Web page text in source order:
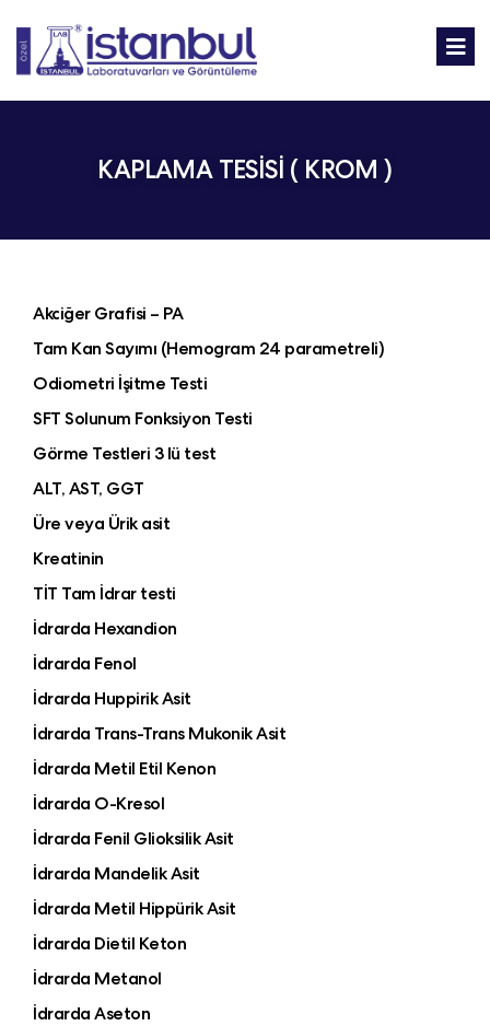
KAPLAMA TESİSİ ( KROM )
Akciğer Grafisi – PA
Tam Kan Sayımı (Hemogram 24 parametreli)
Odiometri İşitme Testi
SFT Solunum Fonksiyon Testi
Görme Testleri 3 lü test
ALT, AST, GGT
Üre veya Ürik asit
Kreatinin
TİT Tam İdrar testi
İdrarda Hexandion
İdrarda Fenol
İdrarda Huppirik Asit
İdrarda Trans-Trans Mukonik Asit
İdrarda Metil Etil Kenon
İdrarda O-Kresol
İdrarda Fenil Glioksilik Asit
İdrarda Mandelik Asit
İdrarda Metil Hippürik Asit
İdrarda Dietil Keton
İdrarda Metanol
İdrarda Aseton